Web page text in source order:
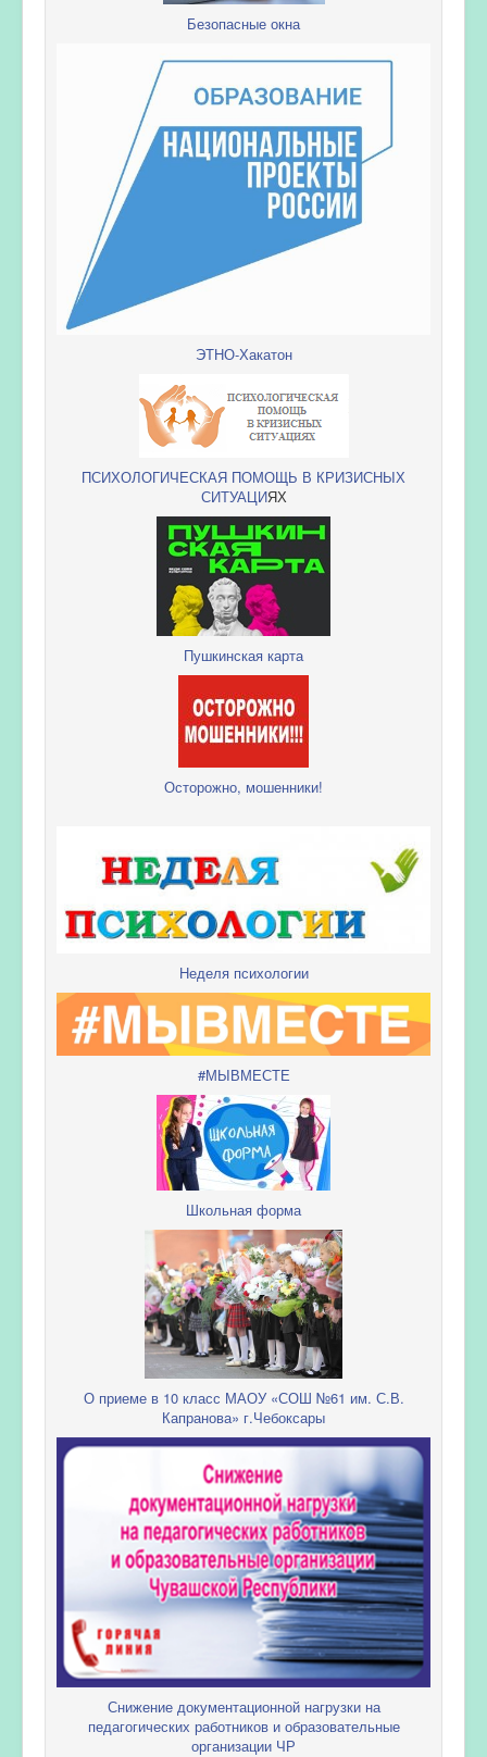
Безопасные окна
ЭТНО-Хакатон
ПСИХОЛОГИЧЕСКАЯ ПОМОЩЬ В КРИЗИСНЫХ
СИТУАЦИЯХ
Пушкинская карта
Осторожно, мошенники!
Неделя психологии
#МЫВМЕСТЕ
Школьная форма
О приеме в 10 класс МАОУ «СОШ №61 им. С.В.
Капранова» г.Чебоксары
Снижение документационной нагрузки на
педагогических работников и образовательные
организации ЧР